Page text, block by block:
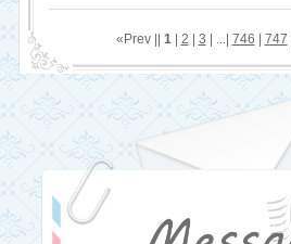
«Prev || 1| 2 3 | ...| 746 747